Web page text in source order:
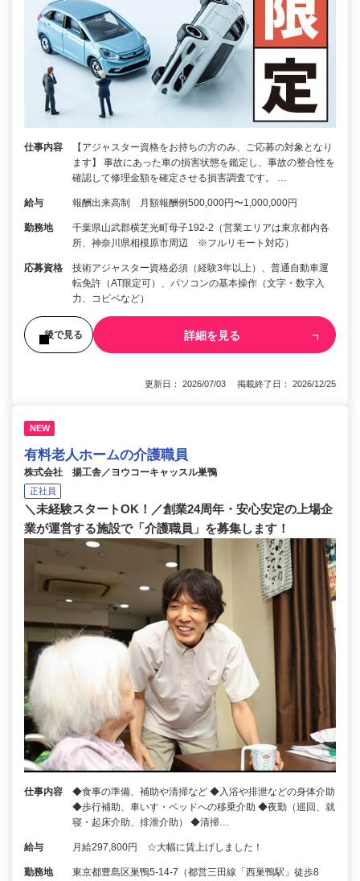
仕事内容
【アジャスター資格をお持ちの方のみ、ご応募の対象となり
ます】 事故にあった車の損害状態を鑑定し、事故の整合性を
確認して修理金額を確定させる損害調査です。 …
給与 報酬出来高制 月額報酬例500,000円〜1,000,000円
勤務地
千葉県山武郡横芝光町母子192-2（営業エリアは東京都内各
所、神奈川県相模原市周辺 ※フルリモート対応）
応募資格
技術アジャスター資格必須（経験3年以上）、普通自動車運
転免許（AT限定可）、パソコンの基本操作（文字・数字入
力、コピペなど）
後で見る 詳細を見る
更新日： 2026/07/03 掲載終了日： 2026/12/25
NEW
有料老人ホームの介護職員
株式会社 揚工舎／ヨウコーキャッスル巣鴨
正社員
＼未経験スタートOK！／創業24周年・安心安定の上場企
業が運営する施設で「介護職員」を募集します！
仕事内容
◆食事の準備、補助や清掃など ◆入浴や排泄などの身体介助
◆歩行補助、車いす・ベッドへの移乗介助 ◆夜勤（巡回、就
寝・起床介助、排泄介助） ◆清掃…
給与 月給297,800円 ☆大幅に賃上げしました！
勤務地
東京都豊島区巣鴨5-14-7（都営三田線「西巣鴨駅」徒歩8